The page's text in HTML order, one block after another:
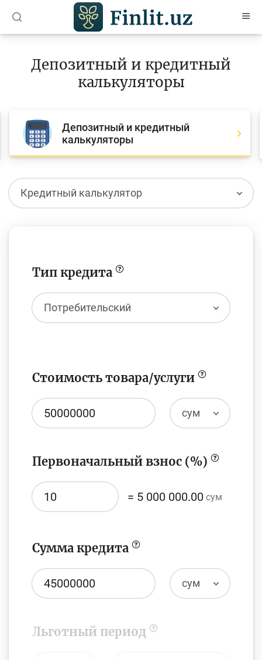
Статьи
Проекты
Интерактивные услуги
Часто задаваемые вопросы
Фотогалерея
О проекте
Поиск по сайту
Депозитный и кредитный
калькуляторы
Депозитный и кредитный
калькуляторы
Кредитный калькулятор
Тип кредита
Потребительский
Стоимость товара/услуги
сум
Первоначальный взнос (%)
= 5 000 000.00 сум
Сумма кредита
сум
Льготный период